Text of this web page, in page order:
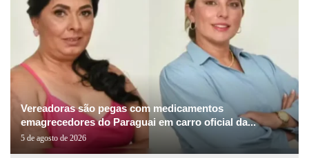
Vereadoras são pegas com medicamentos
emagrecedores do Paraguai em carro oficial da...
5 de agosto de 2026